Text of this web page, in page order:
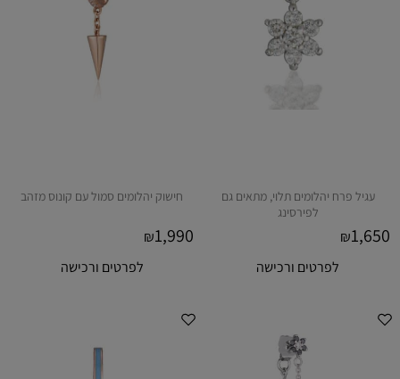
עגיל פרח יהלומים תלוי, מתאים גם
לפירסינג
₪1,650
לפרטים ורכישה
חישוק יהלומים סמול עם קונוס מזהב
₪1,990
לפרטים ורכישה